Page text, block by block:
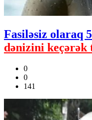
Fasiləsiz olaraq
dənizini keçərək
0
0
141